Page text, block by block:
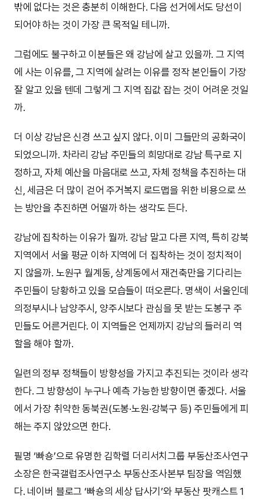
밖에 없다는 것은 충분히 이해한다. 다음 선거에서도 당선이
되어야 하는 것이 가장 큰 목적일 테니까.
그럼에도 불구하고 이분들은 왜 강남에 살고 있을까. 그 지역
에 사는 이유를, 그 지역에 살려는 이유를 정작 본인들이 가장
잘 알고 있을 텐데 그렇게 그 지역 집값 잡는 것이 어려운 것일
까.
더 이상 강남은 신경 쓰고 싶지 않다. 이미 그들만의 공화국이
되었으니까. 차라리 강남 주민들의 희망대로 강남 특구로 지
정하고, 자체 예산을 마음대로 쓰고, 자체 정책을 추진하는 대
신, 세금은 더 많이 걷어 주거복지 로드맵을 위한 비용으로 쓰
는 방안을 추진하면 어떨까 하는 생각도 든다.
강남에 집착하는 이유가 뭘까. 강남 말고 다른 지역, 특히 강북
지역에서 서울 평균 이하 지역에 더 집착하는 것이 정치적이
지 않을까. 노원구 월계동, 상계동에서 재건축만을 기다리는
주민들이 당황하고 있을 모습들이 떠오른다. 명색이 서울인데
의정부시나 남양주시, 양주시보다 관심을 못 받는 도봉구 주
민들도 어른거린다. 이 지역들은 언제까지 강남의 들러리 역
할을 해야 할까.
일련의 정부 정책들이 방향성을 가지고 추진되는 것이라 생각
한다. 그 방향성이 누구나 예측 가능한 방향이면 좋겠다. 서울
에서 가장 취약한 동북권(도봉·노원·강북구 등) 주민들에게 피
해는 주지 않았으면 한다.
필명 ‘빠숑’으로 유명한 김학렬 더리서치그룹 부동산조사연구
소장은 한국갤럽조사연구소 부동산조사본부 팀장을 역임했
다. 네이버 블로그 ‘빠숑의 세상 답사기’와 부동산 팟캐스트 1